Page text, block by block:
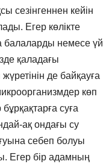
сезінгеннен кейін
Егер көлікте
балаларды немесе үй
қаладағы
де байқауға
көп
суға
ақ ондағы су
себеп болуы
Егер бір адамның